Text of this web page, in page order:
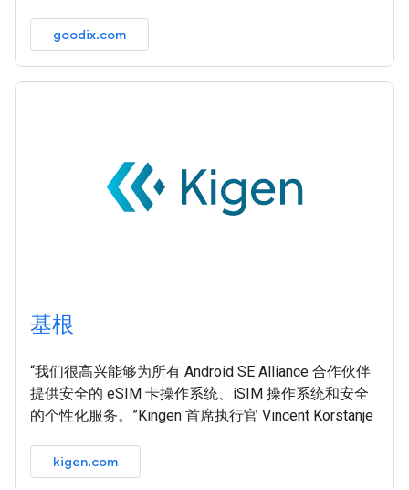
goodix.com
基根
“我们很高兴能够为所有 Android SE Alliance 合作伙伴
提供安全的 eSIM 卡操作系统、iSIM 操作系统和安全
的个性化服务。”Kingen 首席执行官 Vincent Korstanje
kigen.com